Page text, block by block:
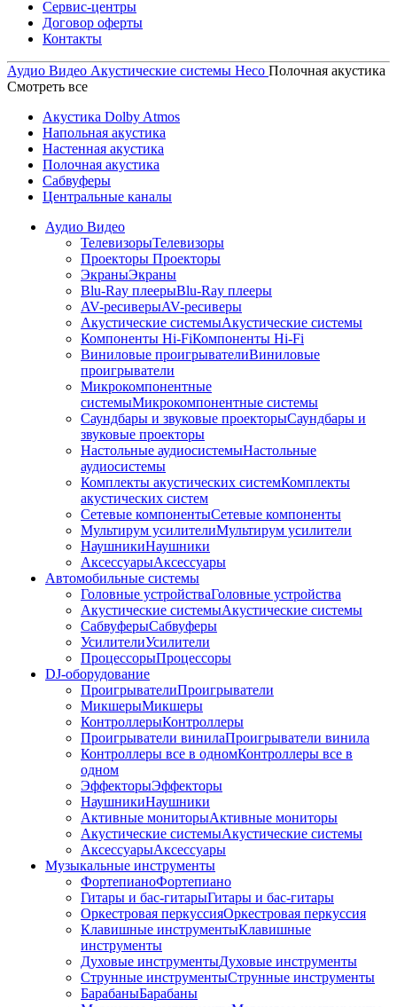
Сервис-центры
Договор оферты
Контакты
Аудио Видео Акустические системы Heco Полочная акустика
Смотреть все
Акустика Dolby Atmos
Напольная акустика
Настенная акустика
Полочная акустика
Сабвуферы
Центральные каналы
Аудио Видео
ТелевизорыТелевизоры
Проекторы Проекторы
ЭкраныЭкраны
Blu-Ray плеерыBlu-Ray плееры
AV-ресиверыAV-ресиверы
Акустические системыАкустические системы
Компоненты Hi-FiКомпоненты Hi-Fi
Виниловые проигрывателиВиниловые
проигрыватели
Микрокомпонентные
системыМикрокомпонентные системы
Саундбары и звуковые проекторыСаундбары и
звуковые проекторы
Настольные аудиосистемыНастольные
аудиосистемы
Комплекты акустических системКомплекты
акустических систем
Сетевые компонентыСетевые компоненты
Мультирум усилителиМультирум усилители
НаушникиНаушники
АксессуарыАксессуары
Автомобильные системы
Головные устройстваГоловные устройства
Акустические системыАкустические системы
СабвуферыСабвуферы
УсилителиУсилители
ПроцессорыПроцессоры
DJ-оборудование
ПроигрывателиПроигрыватели
МикшерыМикшеры
КонтроллерыКонтроллеры
Проигрыватели винилаПроигрыватели винила
Контроллеры все в одномКонтроллеры все в
одном
ЭффекторыЭффекторы
НаушникиНаушники
Активные мониторыАктивные мониторы
Акустические системыАкустические системы
АксессуарыАксессуары
Музыкальные инструменты
ФортепианоФортепиано
Гитары и бас-гитарыГитары и бас-гитары
Оркестровая перкуссияОркестровая перкуссия
Клавишные инструментыКлавишные
инструменты
Духовые инструментыДуховые инструменты
Струнные инструментыСтрунные инструменты
БарабаныБарабаны